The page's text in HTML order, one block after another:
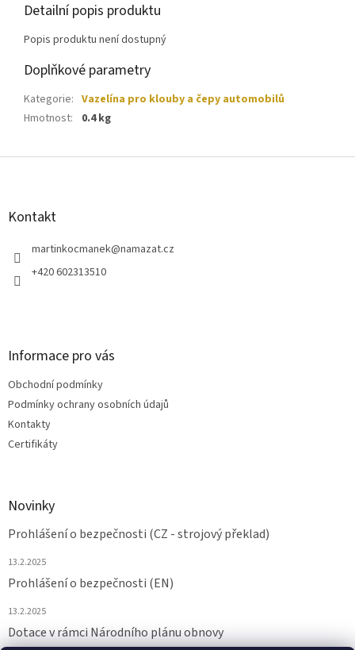
Detailní popis produktu
Popis produktu není dostupný
Doplňkové parametry
Kategorie: Vazelína pro klouby a čepy automobilů
Hmotnost: 0.4 kg
Z
Kontakt
martinkocmanek@namazat.cz
+420 602313510
Informace pro vás
Obchodní podmínky
Podmínky ochrany osobních údajů
Kontakty
Certifikáty
Novinky
Prohlášení o bezpečnosti (CZ - strojový překlad)
13.2.2025
Prohlášení o bezpečnosti (EN)
13.2.2025
Dotace v rámci Národního plánu obnovy